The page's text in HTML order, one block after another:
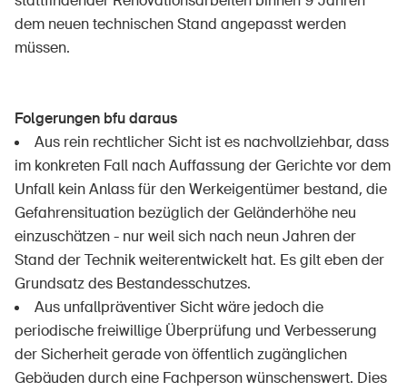
dem neuen technischen Stand angepasst werden
müssen.
Folgerungen bfu daraus
Aus rein rechtlicher Sicht ist es nachvollziehbar, dass
im konkreten Fall nach Auffassung der Gerichte vor dem
Unfall kein Anlass für den Werkeigentümer bestand, die
Gefahrensituation bezüglich der Geländerhöhe neu
einzuschätzen - nur weil sich nach neun Jahren der
Stand der Technik weiterentwickelt hat. Es gilt eben der
Grundsatz des Bestandesschutzes.
Aus unfallpräventiver Sicht wäre jedoch die
periodische freiwillige Überprüfung und Verbesserung
der Sicherheit gerade von öffentlich zugänglichen
Gebäuden durch eine Fachperson wünschenswert. Dies